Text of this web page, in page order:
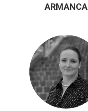
ARMANCA